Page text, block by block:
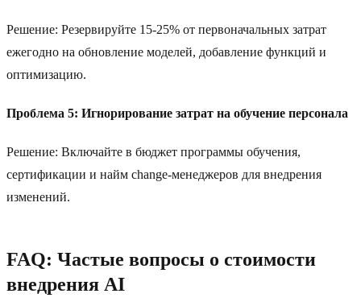
Решение: Резервируйте 15-25% от первоначальных затрат
ежегодно на обновление моделей, добавление функций и
оптимизацию.
Проблема 5: Игнорирование затрат на обучение персонала
Решение: Включайте в бюджет программы обучения,
сертификации и найм change-менеджеров для внедрения
изменений.
FAQ: Частые вопросы о стоимости
внедрения AI